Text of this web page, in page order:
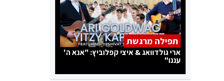
תפילה מרגשת
ארי גולדוואג & איצי קפלוביץ: "אנא ה'
עננו"